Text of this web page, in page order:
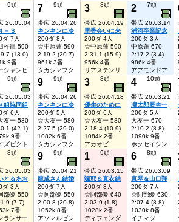
9頭
26.05.04
－３
ダ 7人
杵龍 590
(13.0)
9番
シャンヒ
7 9頭
帯広 26.04.26
キンキンに冷
200ダ 8人
☆中原蓮 590
2:19.2 (20.7)
961k 3番
タカシマフク
3 8頭
帯広 26.04.19
里香会いに来
200ダ 4人
☆中原蓮 590
2:31.1 (15.9)
956k 4番
リアステンリ
2 7頭
帯広 26.03.14
浦河卒業記念
200ダ 3人
中原蓮 670
2:17.2 (3.4)
986k 4番
アアモンドア
9頭
26.05.03
組協同組
ダ 6人
友一 580
(42.1)
9番
ズビクト
9 9頭
帯広 26.04.26
キンキンに冷
200ダ 5人
☆大友一 580
2:27.5 (29.0)
1082k 6番
タカシマフク
3 8頭
帯広 26.04.18
優生のために
200ダ 6人
☆大友一 580
2:18.4 (10.9)
1084k 2番
アカオビ
4 10頭
帯広 26.03.21
凜太郎厩舎一
200ダ 5人
大友一 670
2:10.2 (8.8)
1090k 9番
ホクセイシン
8頭
26.05.03
と＆あお
ダ 3人
部優 550
(7.7)
7番
ランサー
9 9頭
帯広 26.04.21
龍成さん結婚
200ダ 7人
☆阿部優 550
2:00.8 (20.8)
1052k 8番
アソマルゼン
1 9頭
帯広 26.03.15
颯耶＆真衣結
200ダ 3人
☆阿部優 640
2:03.9 (1.8)
1028k 2番
ディフェンダ
6 8頭
帯広 26.03.09
真琴＆山口翔
200ダ 7人
☆阿部優 630
2:07.4 (8.8)
1030k 8番
イチマツ